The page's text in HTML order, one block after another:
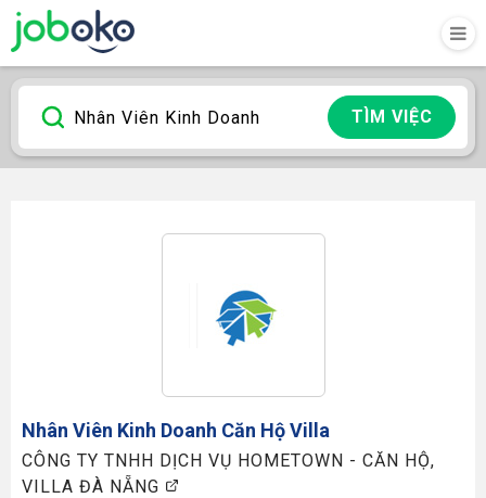
TÌM VIỆC
Nhân Viên Kinh Doanh Căn Hộ Villa
CÔNG TY TNHH DỊCH VỤ HOMETOWN - CĂN HỘ,
VILLA ĐÀ NẴNG